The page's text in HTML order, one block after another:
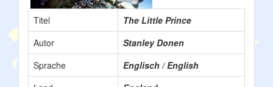
Titel
The Little Prince
Autor
Stanley Donen
Sprache
Englisch / English